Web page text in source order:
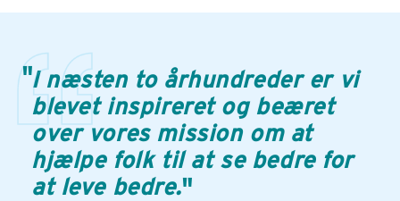
"I næsten to århundreder er vi
blevet inspireret og beæret
over vores mission om at
hjælpe folk til at se bedre for
at leve bedre."